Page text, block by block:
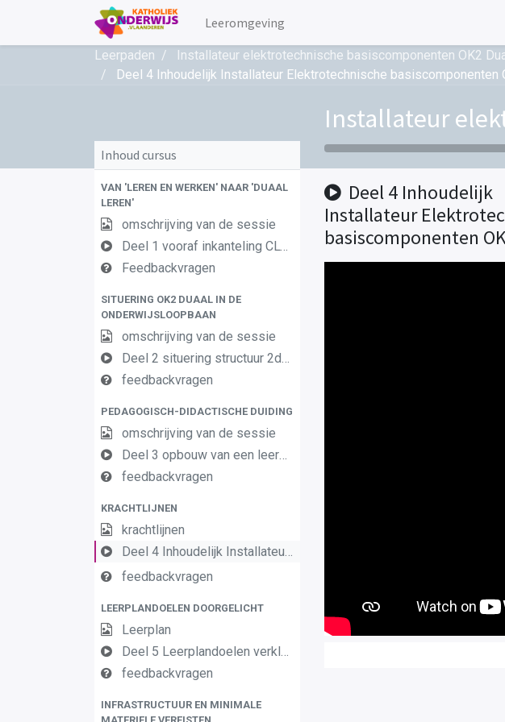
Leeromgeving
Leerpaden
Installateur elektrotechnische basiscomponenten OK2
Deel 4 Inhoudelijk Installateur Elektrotechnische basiscomponenten
Installateur
Inhoud cursus
VAN 'LEREN EN WERKEN' NAAR 'DUAAL
LEREN'
omschrijving van de sessie
Deel 1 vooraf inkanteling CLW in duaal leren 1
Feedbackvragen
SITUERING OK2 DUAAL IN DE
ONDERWIJSLOOPBAAN
omschrijving van de sessie
Deel 2 situering structuur 2de en 3de graad AF
feedbackvragen
PEDAGOGISCH-DIDACTISCHE DUIDING
omschrijving van de sessie
Deel 3 opbouw van een leerplan vormingsconcept
feedbackvragen
KRACHTLIJNEN
krachtlijnen
Deel 4 Inhoudelijk Installateur Elektrotechnische basiscomponenten OK2
feedbackvragen
LEERPLANDOELEN DOORGELICHT
Leerplan
Deel 5 Leerplandoelen verklaard Installateur Elektrotechnische basiscomponenten
feedbackvragen
INFRASTRUCTUUR EN MINIMALE
Deel 4 Inhoudelijk
Installateur
basiscomponenten